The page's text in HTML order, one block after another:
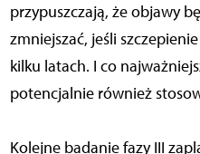
przypuszczają, że objawy
zmniejszać, jeśli
kilku latach. I co
potencjalnie również
Kolejne badanie fazy III